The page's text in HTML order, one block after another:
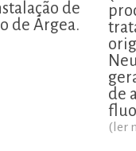
de
de Árgea.
de
(ler